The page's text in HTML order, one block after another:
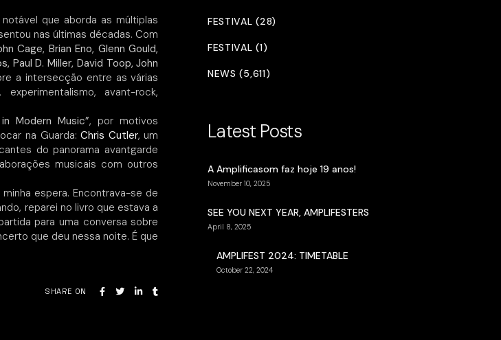
que aborda as múltiplas
nas últimas décadas. Com
Cage, Brian Eno, Glenn Gould,
Paul D. Miller, David Toop, John
a intersecção entre as várias
avant-rock,
Modern Music”, por motivos
na Guarda:Chris Cutler, um
do panorama avantgarde
musicais com outros
espera. Encontrava-se de
reparei no livro que estava a
para uma conversa sobre
que deu nessa noite. É que
SHARE ON
FESTIVAL (28)
FESTIVAL (1)
NEWS (5,611)
Latest Posts
A Amplificasom faz hoje 19 anos!
November 10, 2025
SEE YOU NEXT YEAR, AMPLIFESTERS
April 8, 2025
AMPLIFEST 2024: TIMETABLE
October 22, 2024